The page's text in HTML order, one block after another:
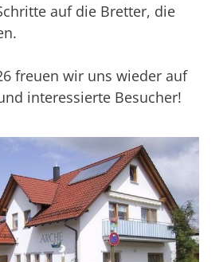
auf die Bretter, die
freuen wir uns wieder auf
interessierte Besucher!